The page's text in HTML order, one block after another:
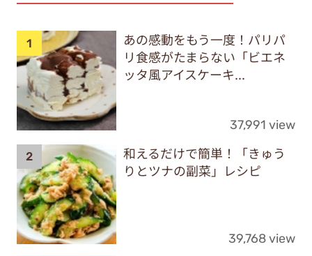
あの感動をもう一度！パリパ
リ食感がたまらない「ビエネ
ッタ風アイスケーキ...
37,991 view
和えるだけで簡単！「きゅう
りとツナの副菜」レシピ
39,768 view